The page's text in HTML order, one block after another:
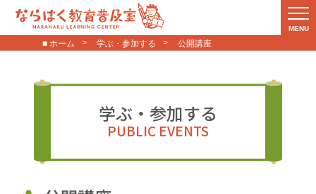
MENU
■ ホーム 学ぶ・参加する 公開講座
学ぶ・参加する
PUBLIC EVENTS